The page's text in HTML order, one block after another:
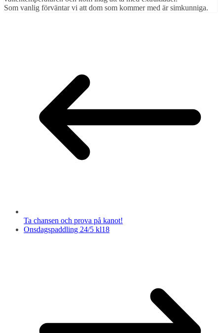
Som vanlig förväntar vi att dom som kommer med är simkunniga.
Ta chansen och prova på kanot!
Onsdagspaddling 24/5 kl18